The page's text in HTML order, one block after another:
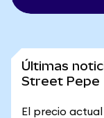
Últimas
Street Pepe
El precio